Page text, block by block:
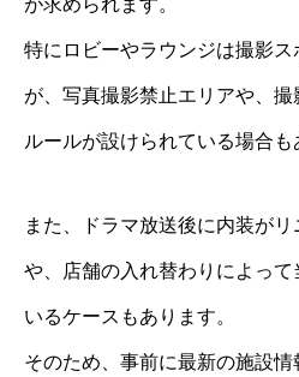
特にロビーやラウンジは撮影
が、写真撮影禁止エリアや、撮
ルールが設けられている場合も
また、ドラマ放送後に内装が
や、店舗の入れ替わりによっ
いるケースもあります。
そのため、事前に最新の施設